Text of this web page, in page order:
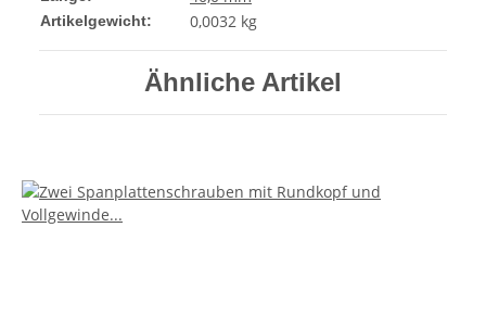
Artikelgewicht: 0,0032 kg
Ähnliche Artikel